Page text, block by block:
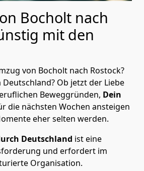
Bocholt nach
mit den
von Bocholt nach Rostock?
Ob jetzt der Liebe
Beweggründen, Dein
die nächsten Wochen ansteigen
eher selten werden.
Deutschland ist eine
und erfordert im
Organisation.